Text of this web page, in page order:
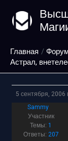
содержимому
Главная
Астрал,
5 сентября, 2006
Sammy
Участник
Темы:1
Ответы: 207